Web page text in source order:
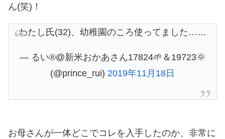
ん(笑)！
わたし氏(32)、幼稚園のころ使ってました……
— るい®@新米おかあさん17824🌱＆19723🌞
(@prince_rui) 2019年11月18日
お母さんが一体どこでコレを入手したのか、非常に